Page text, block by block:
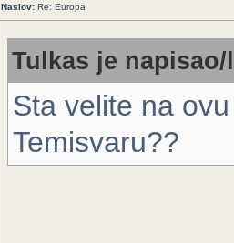
Naslov: Re: Europa
Tulkas je napisao/
Sta velite na
Temisvaru??